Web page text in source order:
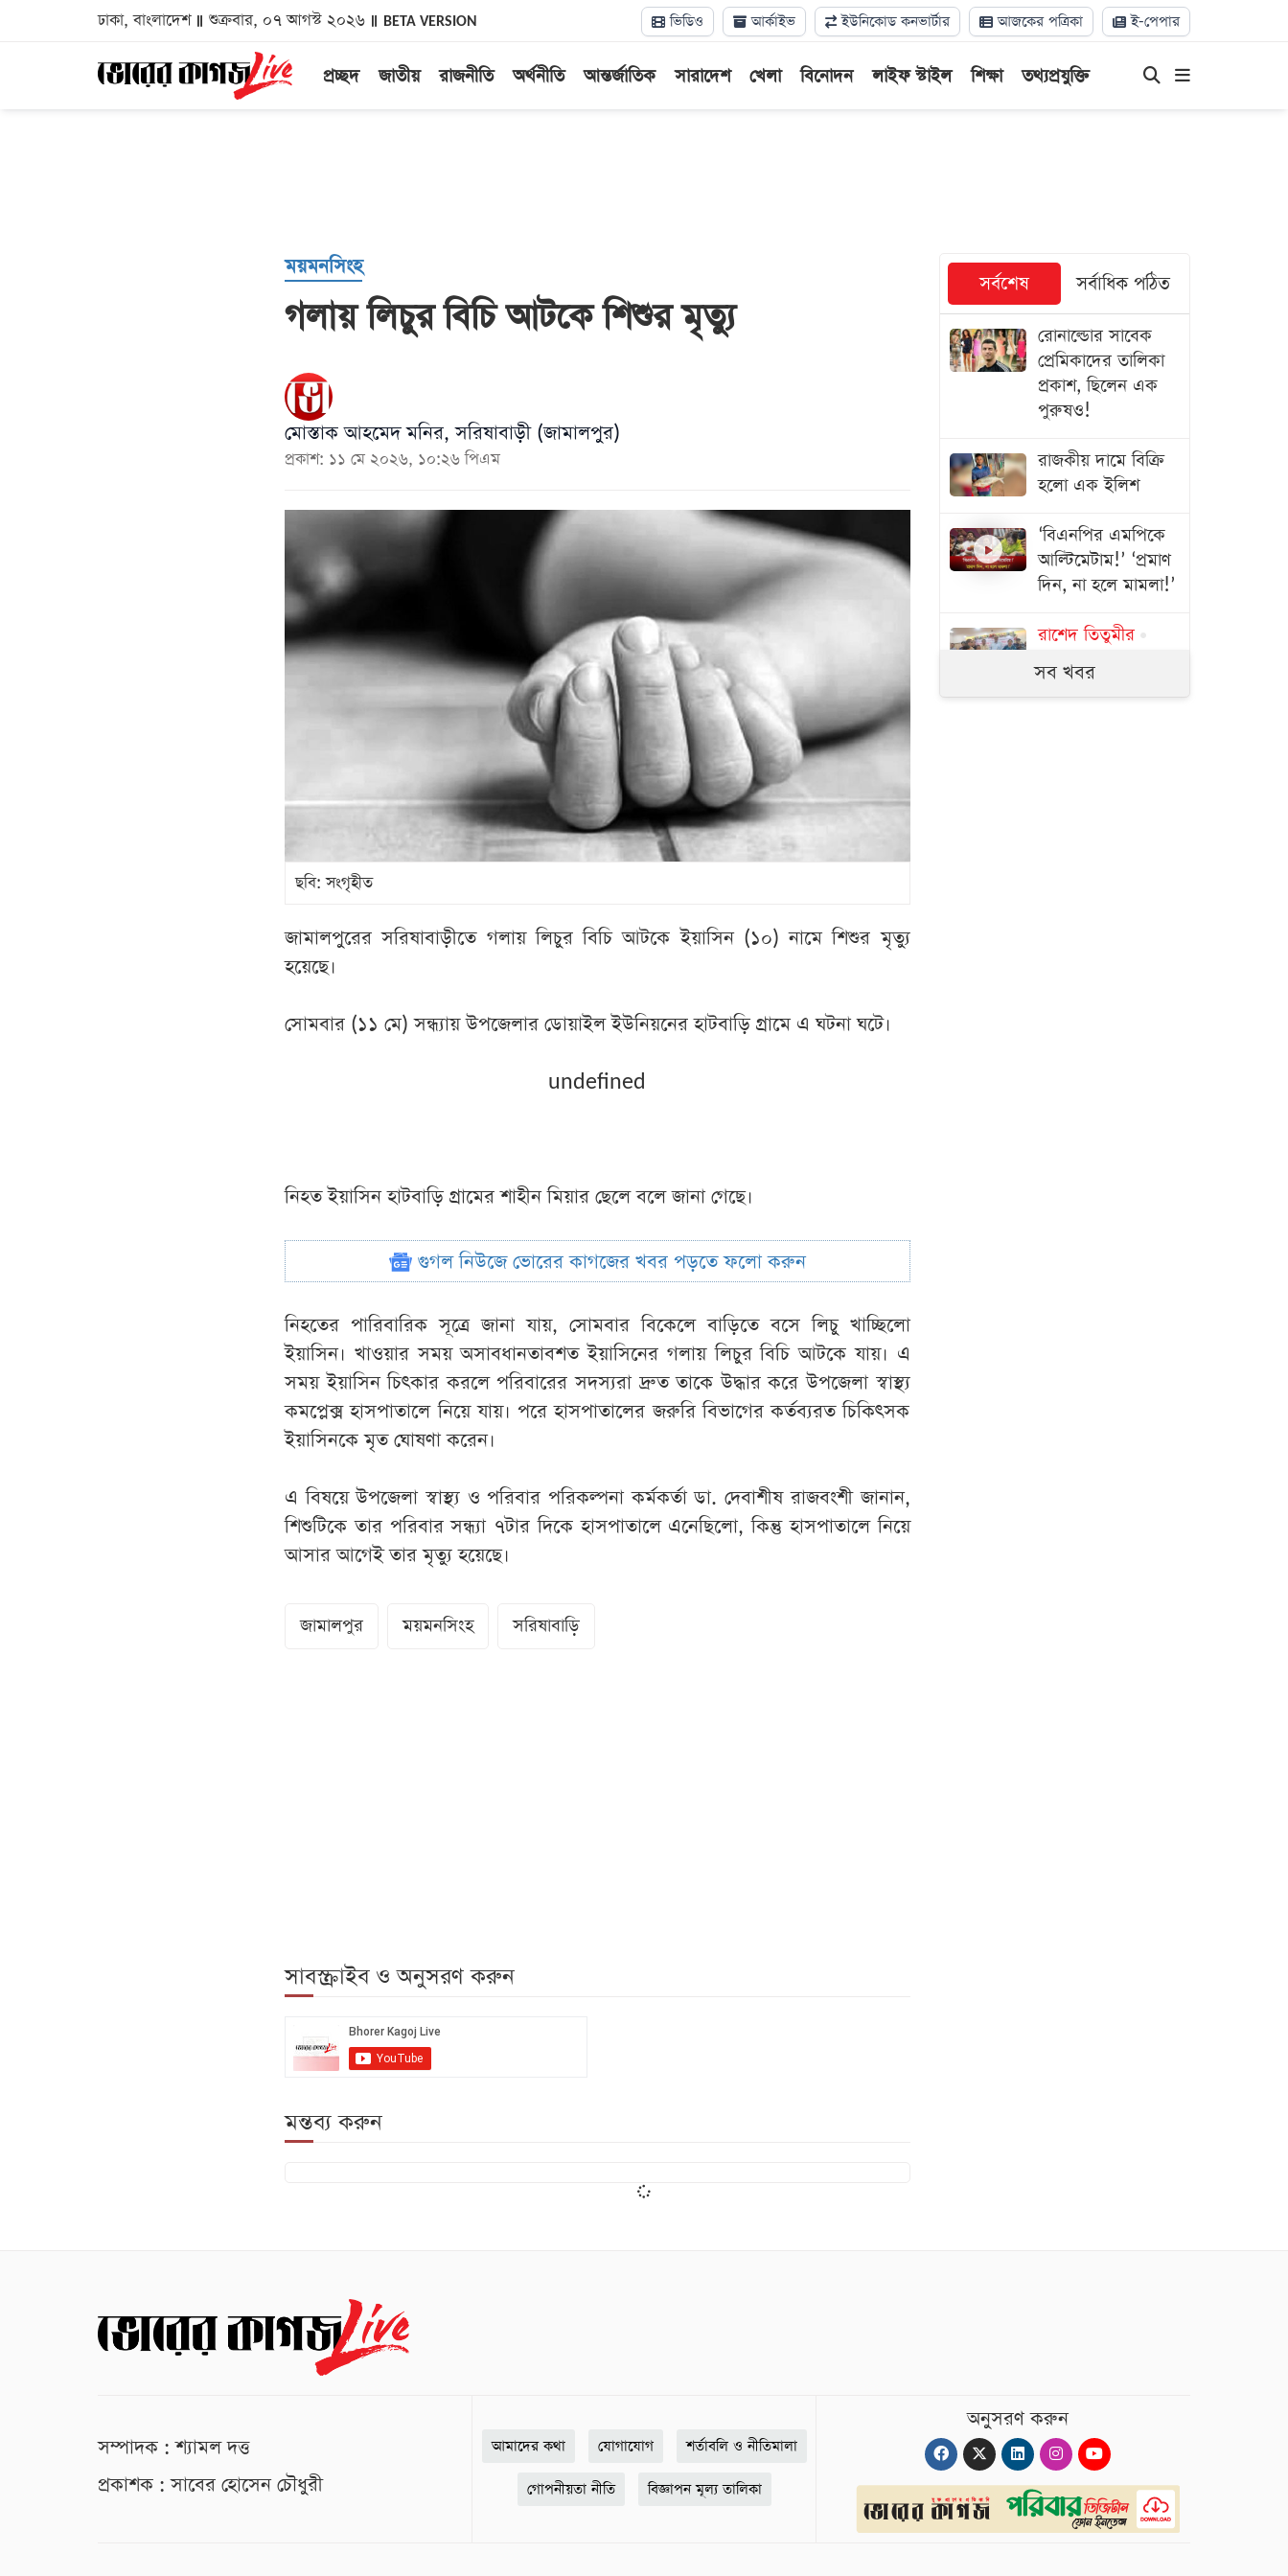
ঢাকা, বাংলাদেশ শুক্রবার, ০৭ আগস্ট ২০২৬ BETA VERSION ভিডিও আর্কাইভ ইউনিকোড কনভার্টার আজকের পত্রিকা ই-পেপার
প্রচ্ছদ জাতীয় রাজনীতি অর্থনীতি আন্তর্জাতিক সারাদেশ খেলা বিনোদন লাইফ স্টাইল শিক্ষা তথ্যপ্রযুক্তি
ময়মনসিংহ
গলায় লিচুর বিচি আটকে শিশুর মৃত্যু
মোস্তাক আহমেদ মনির, সরিষাবাড়ী (জামালপুর)
প্রকাশ: ১১ মে ২০২৬, ১০:২৬ পিএম
ছবি: সংগৃহীত
জামালপুরের সরিষাবাড়ীতে গলায় লিচুর বিচি আটকে ইয়াসিন (১০) নামে শিশুর মৃত্যু
হয়েছে।
সোমবার (১১ মে) সন্ধ্যায় উপজেলার ডোয়াইল ইউনিয়নের হাটবাড়ি গ্রামে এ ঘটনা ঘটে।
undefined
নিহত ইয়াসিন হাটবাড়ি গ্রামের শাহীন মিয়ার ছেলে বলে জানা গেছে।
গুগল নিউজে ভোরের কাগজের খবর পড়তে ফলো করুন
নিহতের পারিবারিক সূত্রে জানা যায়, সোমবার বিকেলে বাড়িতে বসে লিচু খাচ্ছিলো
ইয়াসিন। খাওয়ার সময় অসাবধানতাবশত ইয়াসিনের গলায় লিচুর বিচি আটকে যায়। এ
সময় ইয়াসিন চিৎকার করলে পরিবারের সদস্যরা দ্রুত তাকে উদ্ধার করে উপজেলা স্বাস্থ্য
কমপ্লেক্স হাসপাতালে নিয়ে যায়। পরে হাসপাতালের জরুরি বিভাগের কর্তব্যরত চিকিৎসক
ইয়াসিনকে মৃত ঘোষণা করেন।
এ বিষয়ে উপজেলা স্বাস্থ্য ও পরিবার পরিকল্পনা কর্মকর্তা ডা. দেবাশীষ রাজবংশী জানান,
শিশুটিকে তার পরিবার সন্ধ্যা ৭টার দিকে হাসপাতালে এনেছিলো, কিন্তু হাসপাতালে নিয়ে
আসার আগেই তার মৃত্যু হয়েছে।
জামালপুর ময়মনসিংহ সরিষাবাড়ি
সাবস্ক্রাইব ও অনুসরণ করুন
মন্তব্য করুন
সর্বশেষ সর্বাধিক পঠিত
রোনাল্ডোর সাবেক
প্রেমিকাদের তালিকা
প্রকাশ, ছিলেন এক
পুরুষও!
রাজকীয় দামে বিক্রি
হলো এক ইলিশ
‘বিএনপির এমপিকে
আল্টিমেটাম!’ ‘প্রমাণ
দিন, না হলে মামলা!’
রাশেদ তিতুমীর
শিক্ষা, সংস্কৃতি ও
খেলাধুলায় গুরুত্ব
সব খবর
সম্পাদক : শ্যামল দত্ত
প্রকাশক : সাবের হোসেন চৌধুরী
আমাদের কথা যোগাযোগ শর্তাবলি ও নীতিমালা
গোপনীয়তা নীতি বিজ্ঞাপন মূল্য তালিকা
অনুসরণ করুন